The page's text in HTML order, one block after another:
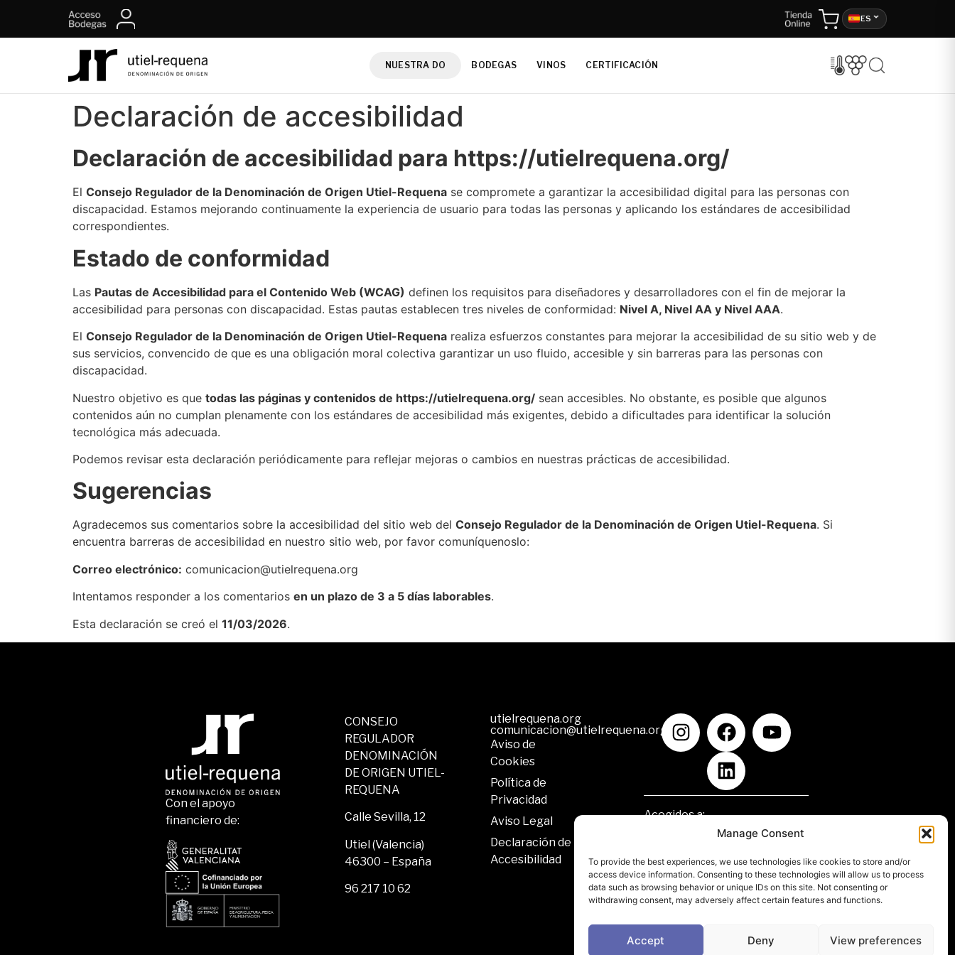
Manage Consent
To provide the best experiences, we use technologies like cookies to store and/or
access device information. Consenting to these technologies will allow us to process
data such as browsing behavior or unique IDs on this site. Not consenting or
withdrawing consent, may adversely affect certain features and functions.
Accept Deny View preferences
ES
NUESTRA DO BODEGAS VINOS CERTIFICACIÓN
Declaración de accesibilidad
Declaración de accesibilidad para https://utielrequena.org/
El Consejo Regulador de la Denominación de Origen Utiel-Requena se compromete a garantizar la accesibilidad digital para las personas con
discapacidad. Estamos mejorando continuamente la experiencia de usuario para todas las personas y aplicando los estándares de accesibilidad
correspondientes.
Estado de conformidad
Las Pautas de Accesibilidad para el Contenido Web (WCAG) definen los requisitos para diseñadores y desarrolladores con el fin de mejorar la
accesibilidad para personas con discapacidad. Estas pautas establecen tres niveles de conformidad: Nivel A, Nivel AA y Nivel AAA.
El Consejo Regulador de la Denominación de Origen Utiel-Requena realiza esfuerzos constantes para mejorar la accesibilidad de su sitio web y de
sus servicios, convencido de que es una obligación moral colectiva garantizar un uso fluido, accesible y sin barreras para las personas con
discapacidad.
Nuestro objetivo es que todas las páginas y contenidos de https://utielrequena.org/ sean accesibles. No obstante, es posible que algunos
contenidos aún no cumplan plenamente con los estándares de accesibilidad más exigentes, debido a dificultades para identificar la solución
tecnológica más adecuada.
Podemos revisar esta declaración periódicamente para reflejar mejoras o cambios en nuestras prácticas de accesibilidad.
Sugerencias
Agradecemos sus comentarios sobre la accesibilidad del sitio web del Consejo Regulador de la Denominación de Origen Utiel-Requena. Si
encuentra barreras de accesibilidad en nuestro sitio web, por favor comuníquenoslo:
Correo electrónico: comunicacion@utielrequena.org
Intentamos responder a los comentarios en un plazo de 3 a 5 días laborables.
Esta declaración se creó el 11/03/2026.
Con el apoyo
financiero de:
CONSEJO
REGULADOR
DENOMINACIÓN
DE ORIGEN UTIEL-
REQUENA
Calle Sevilla, 12
Utiel (Valencia)
46300 – España
96 217 10 62
utielrequena.org
comunicacion@utielrequena.org
Aviso de
Cookies
Política de
Privacidad
Aviso Legal
Declaración de
Accesibilidad
Acogidos a: